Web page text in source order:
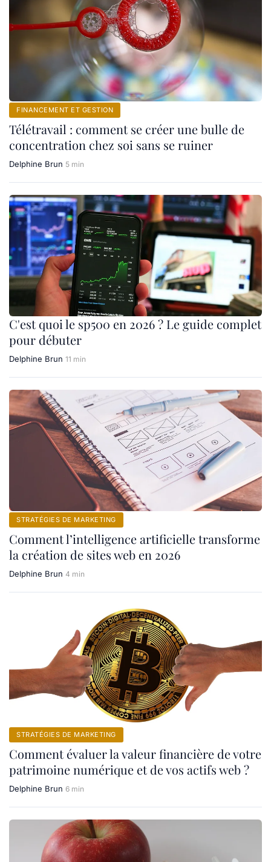
FINANCEMENT ET GESTION
Télétravail : comment se créer une bulle de
concentration chez soi sans se ruiner
Delphine Brun 5 min
C'est quoi le sp500 en 2026 ? Le guide complet
pour débuter
Delphine Brun 11 min
STRATÉGIES DE MARKETING
Comment l’intelligence artificielle transforme
la création de sites web en 2026
Delphine Brun 4 min
STRATÉGIES DE MARKETING
Comment évaluer la valeur financière de votre
patrimoine numérique et de vos actifs web ?
Delphine Brun 6 min